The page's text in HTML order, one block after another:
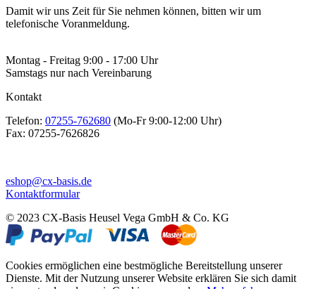
Damit wir uns Zeit für Sie nehmen können, bitten wir um
telefonische Voranmeldung.
Montag - Freitag 9:00 - 17:00 Uhr
Samstags nur nach Vereinbarung
Kontakt
Telefon: 07255-762680 (Mo-Fr 9:00-12:00 Uhr)
Fax: 07255-7626826
eshop@cx-basis.de
Kontaktformular
© 2023 CX-Basis Heusel Vega GmbH & Co. KG
Cookies ermöglichen eine bestmögliche Bereitstellung unserer
Dienste. Mit der Nutzung unserer Website erklären Sie sich damit